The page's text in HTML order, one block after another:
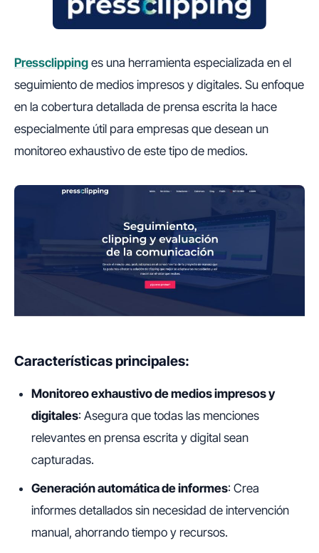
Pressclipping es una herramienta especializada en el
seguimiento de medios impresos y digitales. Su enfoque
en la cobertura detallada de prensa escrita la hace
especialmente útil para empresas que desean un
monitoreo exhaustivo de este tipo de medios.
Características principales:
Monitoreo exhaustivo de medios impresos y
digitales: Asegura que todas las menciones
relevantes en prensa escrita y digital sean
capturadas.
Generación automática de informes: Crea
informes detallados sin necesidad de intervención
manual, ahorrando tiempo y recursos.